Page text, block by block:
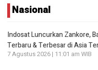
Nasional
Indosat Luncurkan Zankore,
Terbaru & Terbesar di Asia
7 Agustus 2026 | 11:01 am WIB